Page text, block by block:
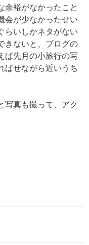
余裕がなかったこと
会が少なかったせい
らいしかネタがない
きないと、ブログの
ば先月の小旅行の写
ばせながら近いうち
写真も撮って、アク